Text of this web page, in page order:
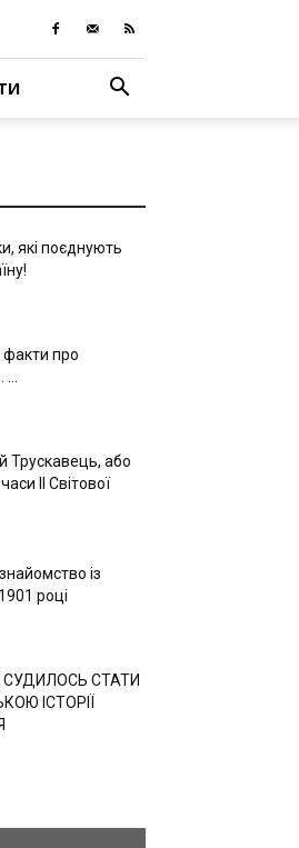
які поєднують
факти про
Трускавець, або
ІІ Світової
із
році
СУДИЛОСЬ СТАТИ
ІСТОРІЇ